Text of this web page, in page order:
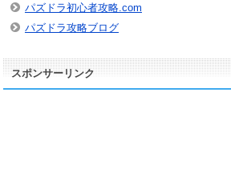
パズドラ初心者攻略.com
パズドラ攻略ブログ
スポンサーリンク